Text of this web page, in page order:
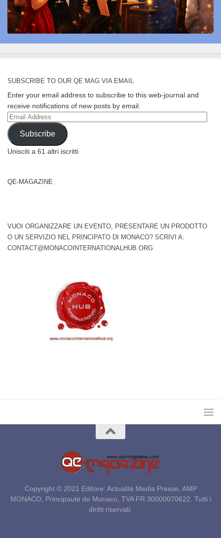
SUBSCRIBE TO OUR QE MAG VIA EMAIL
Enter your email address to subscribe to this web-journal and
receive notifications of new posts by email.
Email
Address
Subscribe
Unisciti a 61 altri iscritti
QE-MAGAZINE
VUOI ORGANIZZARE UN EVENTO, PRESENTARE UN PRODOTTO
O UN SERVIZIO NEL PRINCIPATO DI MONACO? SCRIVI A:
CONTACT@MONACOINTERNATIONALHUB.ORG
Copyright © 2021 Editore: Actualité Media Presse, AMP
MONACO, Principauté de Monaco, TVA FR 30000070622. Tutti i
diritti riservati.